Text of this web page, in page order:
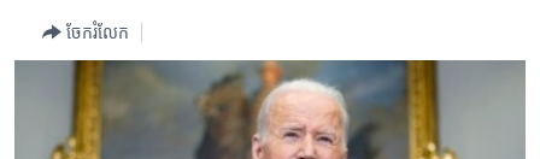
កម្ពុជាច្នៃប្រតិដ្ឋ
ព្រឹត្តិការណ៍ព័ត៌មាន
ទូរទស្សន៍ / វីដេអូ​
ចែករំលែក